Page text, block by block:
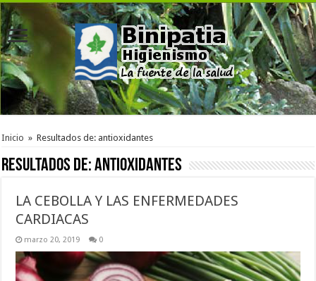
Inicio » Resultados de: antioxidantes
Resultados de:antioxidantes
LA CEBOLLA Y LAS ENFERMEDADES
CARDIACAS
marzo 20, 2019 0